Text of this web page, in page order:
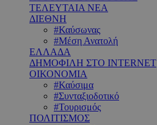
ΤΕΛΕΥΤΑΙΑ ΝΕΑ
ΔΙΕΘΝΗ
#Καύσωνας
#Μέση Ανατολή
ΕΛΛΑΔΑ
ΔΗΜΟΦΙΛΗ ΣΤΟ INTERNET
ΟΙΚΟΝΟΜΙΑ
#Καύσιμα
#Συνταξιοδοτικό
#Τουρισμός
ΠΟΛΙΤΙΣΜΟΣ